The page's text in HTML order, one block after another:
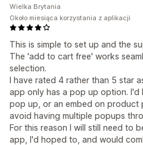
This is simple to set up and the
The 'add to cart free' works
selection.
I have rated 4 rather than 5 star
app only has a pop up option. I'd
pop up, or an embed on
avoid having multiple popups
For this reason I will still need to
app, I'd hoped to, and would
Wielka Brytania
Około miesiąca korzystania z aplikacji